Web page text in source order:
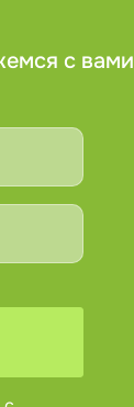
с вами